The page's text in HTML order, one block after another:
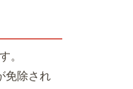
。
免除され